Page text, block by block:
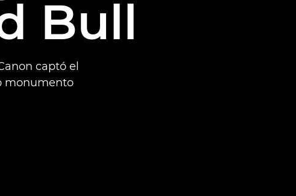
Bull
captó el
monumento